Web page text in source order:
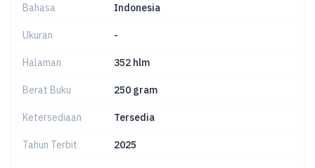
Bahasa Indonesia
Ukuran -
Halaman 352 hlm
Berat Buku 250 gram
Ketersediaan Tersedia
Tahun Terbit 2025